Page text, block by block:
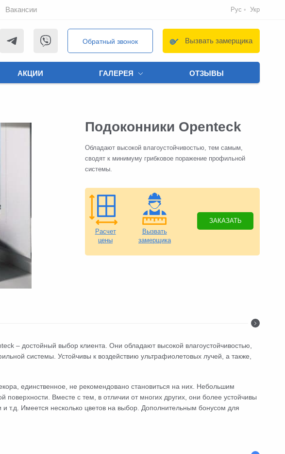
Вакансии Рус Укр
Обратный звонок Вызвать замерщика
АКЦИИ ГАЛЕРЕЯ ОТЗЫВЫ
Подоконники Openteck
Обладают высокой влагоустойчивостью, тем самым,
сводят к минимуму грибковое поражение профильной
системы.
Расчет
цены
Вызвать
замерщика
ЗАКАЗАТЬ
– достойный выбор клиента. Они обладают высокой влагоустойчивостью,
системы. Устойчивы к воздействию ультрафиолетовых лучей, а также,
единственное, не рекомендовано становиться на них. Небольшим
Вместе с тем, в отличии от многих других, они более устойчивы
т.д. Имеется несколько цветов на выбор. Дополнительным бонусом для